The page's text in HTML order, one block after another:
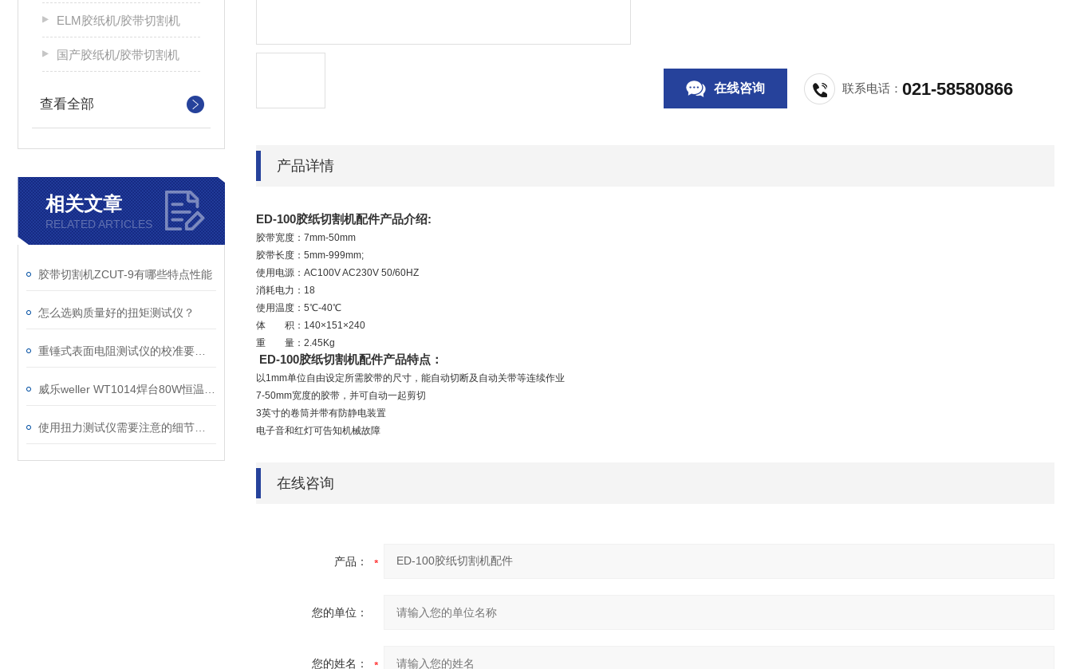
ELM胶纸机/胶带切割机
国产胶纸机/胶带切割机
查看全部
相关文章
RELATED ARTICLES
胶带切割机ZCUT-9有哪些特点性能
怎么选购质量好的扭矩测试仪？
在线咨询 联系电话：021-58580866
产品详情
ED-100胶纸切割机配件产品介绍:
胶带宽度：7mm-50mm
胶带长度：5mm-999mm;
使用电源：AC100V AC230V 50/60HZ
消耗电力：18
使用温度：5℃-40℃
体 积：140×151×240
重 量：2.45Kg
ED-100胶纸切割机配件产品特点：
以1mm单位自由设定所需胶带的尺寸，能自动切断及自动关带等连续作业
7-50mm宽度的胶带，并可自动一起剪切
3英寸的卷筒并带有防静电装置
电子音和红灯可告知机械故障
在线咨询
产品：
您的单位：
您的姓名：